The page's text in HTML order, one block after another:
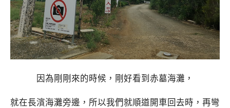
因為剛剛來的時候，剛好看到赤墓海灘，
就在長濱海灘旁邊，所以我們就順道開車回去時，再彎